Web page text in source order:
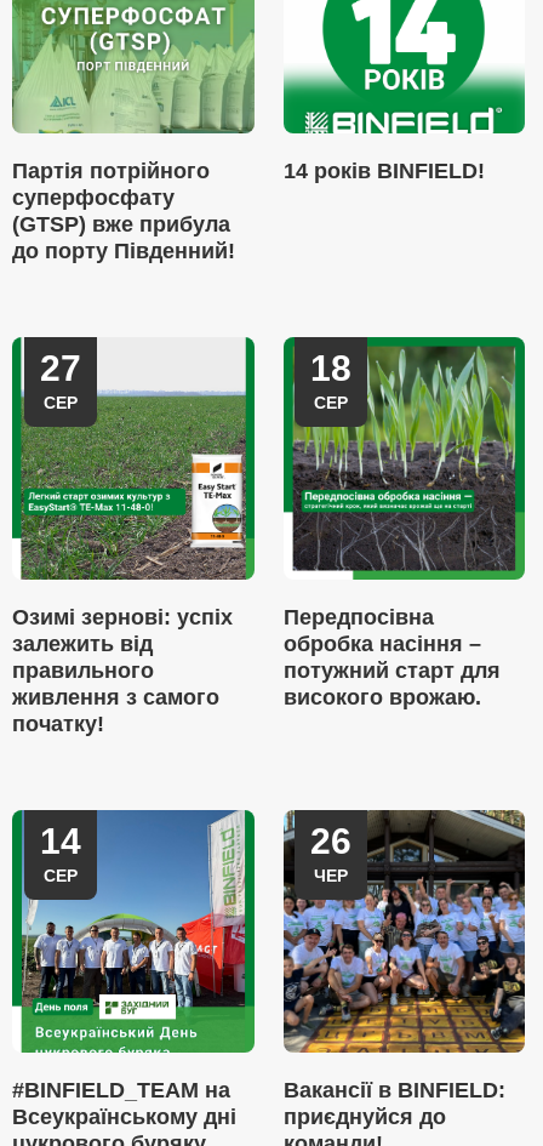
Партія потрійного
суперфосфату
(GTSP) вже прибула
до порту Південний!
14 років BINFIELD!
27
СЕР
Озимі зернові: успіх
залежить від
правильного
живлення з самого
початку!
18
СЕР
Передпосівна
обробка насіння –
потужний старт для
високого врожаю.
14
СЕР
#BINFIELD_TEAM на
Всеукраїнському дні
26
ЧЕР
Вакансії в BINFIELD:
приєднуйся до